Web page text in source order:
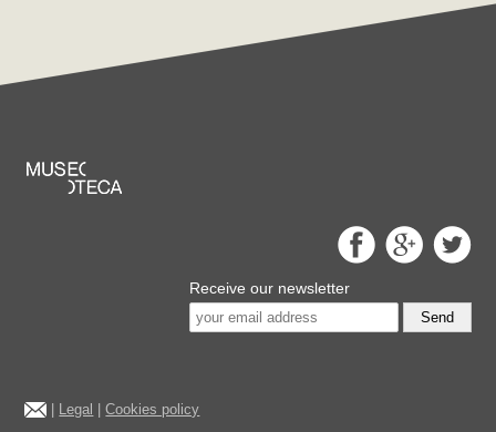
Receive our newsletter
Send
Legal |Cookies policy